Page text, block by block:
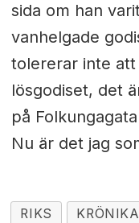
sida om han
vanhelgade
tolererar inte att
lösgodiset, det
på
Nu är det jag
RIKS KRÖNIKA